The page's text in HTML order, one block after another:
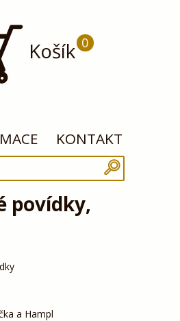
Košík 0
KONTAKT
povídky,
a Hampl